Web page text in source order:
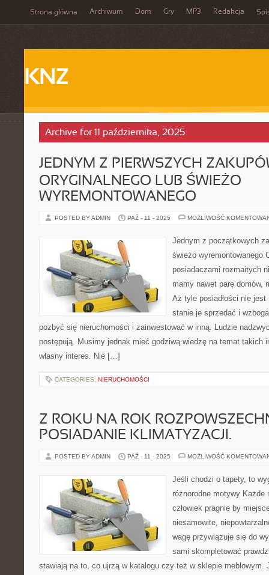
Strona główna Archiwum Dom Gry MP3 Redakcja
KNZ
Archive for 11 października, 2025
JEDNYM Z PIERWSZYCH
ORYGINALNEGO LUB ŚWIEŻO
WYREMONTOWANEGO
POSTED BY ADMIN PAŹ - 11 - 2025 MOŻLIWOŚĆ
Jednym z początkowych
świeżo wyremontowanego
posiadaczami rozmaitych
mamy nawet parę domów,
Aż tyle posiadłości nie
stanie je sprzedać i
pozbyć się nieruchomości i zainwestować w inną. Ludzie
postępują. Musimy jednak mieć godziwą wiedzę na temat takich
własny interes. Nie […]
CATEGORIES: NIERUCHOMOŚCI
Z ROKU NA ROK
POSIADANIE KLIMATYZACJI.
POSTED BY ADMIN PAŹ - 11 - 2025 MOŻLIWOŚĆ
Jeśli chodzi o tapety, to
różnorodne motywy
człowiek pragnie by
niesamowite,
wagę przywiązuje się do
sami skompletować
stawiają na to, co ujrzą w katalogu czy też w sklepie meblowym.